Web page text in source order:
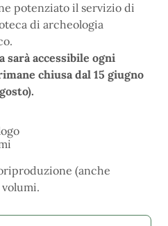
potenziato il servizio di
di archeologia
sarà accessibile ogni
chiusa dal 15 giugno
(anche